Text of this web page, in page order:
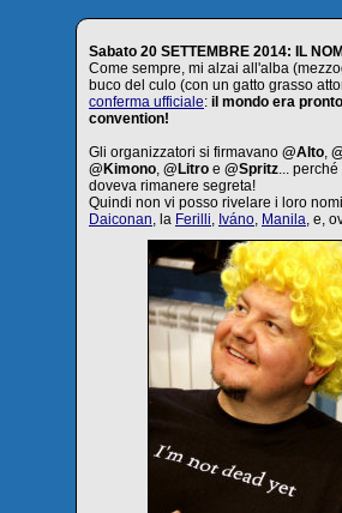
Sabato 20 SETTEMBRE 2014: IL
Come sempre, mi alzai all'alba
buco del culo (con un gatto grasso
conferma ufficiale: il mondo era
convention!
Gli organizzatori si firmavano @Alto,
@Kimono, @Litro e @Spritz...
doveva rimanere segreta!
Quindi non vi posso rivelare i loro
Daiconan, la Ferilli, Iváno, Manila, e,